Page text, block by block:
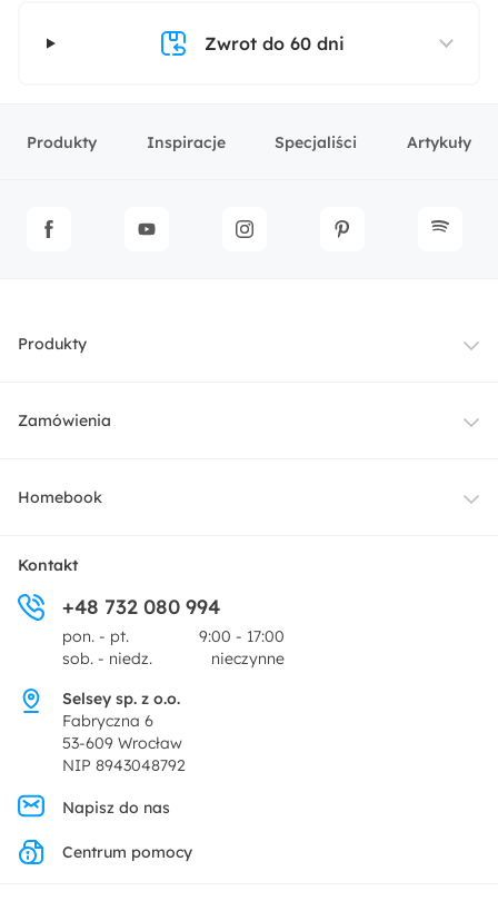
Zwrot do 60 dni
Produkty Inspiracje Specjaliści Artykuły
Produkty
Meble
Dekoracje i akcesoria
Promocje
Zamówienia
Dostawa
Zwroty
Pytania i odpowiedzi
Homebook
O nas
Centrum prasowe
Regulamin
Polityka prywatności
Ustawienia prywatności
Kontakt
+48 732 080 994
pon. - pt.
9:00 - 17:00
sob. - niedz.
nieczynne
Selsey sp. z o.o.
Fabryczna 6
53-609 Wrocław
NIP 8943048792
Napisz do nas
Centrum pomocy